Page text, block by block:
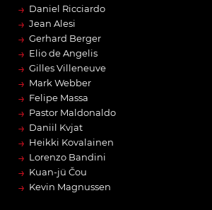
→ Daniel Ricciardo
→ Jean Alesi
→ Gerhard Berger
→ Elio de Angelis
→ Gilles Villeneuve
→ Mark Webber
→ Felipe Massa
→ Pastor Maldonaldo
→ Daniil Kvjat
→ Heikki Kovalainen
→ Lorenzo Bandini
→ Kuan-jü Čou
→ Kevin Magnussen